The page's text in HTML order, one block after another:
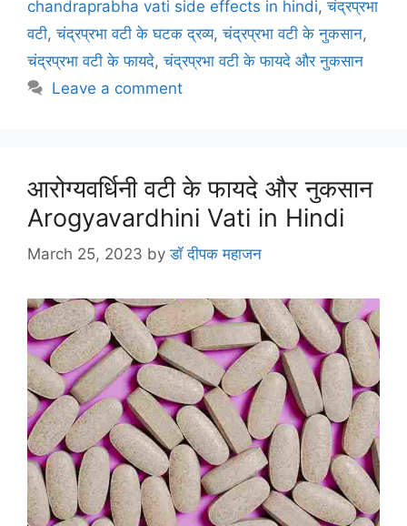
o
k
p
chandraprabha vati side effects in hindi,चंद्रप्रभा
वटी,चंद्रप्रभा वटी के घटक द्रव्य,चंद्रप्रभा वटी के नुकसान,
चंद्रप्रभा वटी के फायदे,चंद्रप्रभा वटी के फायदे और नुकसान
Leave a comment
आरोग्यवर्धिनी वटी के फायदे और नुकसान
Arogyavardhini Vati in Hindi
March 25, 2023 byडॉ दीपक महाजन